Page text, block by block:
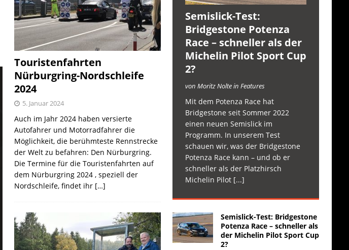
Touristenfahrten
Nürburgring-Nordschleife
2024
5. Januar 2024
Auch im Jahr 2024 haben versierte
Autofahrer und Motorradfahrer die
Möglichkeit, die berühmteste Rennstrecke
der Welt zu befahren: Den Nürburgring.
Die Termine für die Touristenfahrten auf
dem Nürburgring 2024 , speziell der
Nordschleife, findet ihr […]
Semislick-Test:
Bridgestone Potenza
Race – schneller als der
Michelin Pilot Sport Cup
2?
von Moritz Nolte in Features
Mit dem Potenza Race hat
Bridgestone seit Sommer 2022
einen neuen Semislick im
Programm. In unserem Test
schauen wir, was der Bridgestone
Potenza Race kann – und ob er
schneller als der Platzhirsch
Michelin Pilot [...]
Semislick-Test: Bridgestone
Potenza Race – schneller als
der Michelin Pilot Sport Cup
2?